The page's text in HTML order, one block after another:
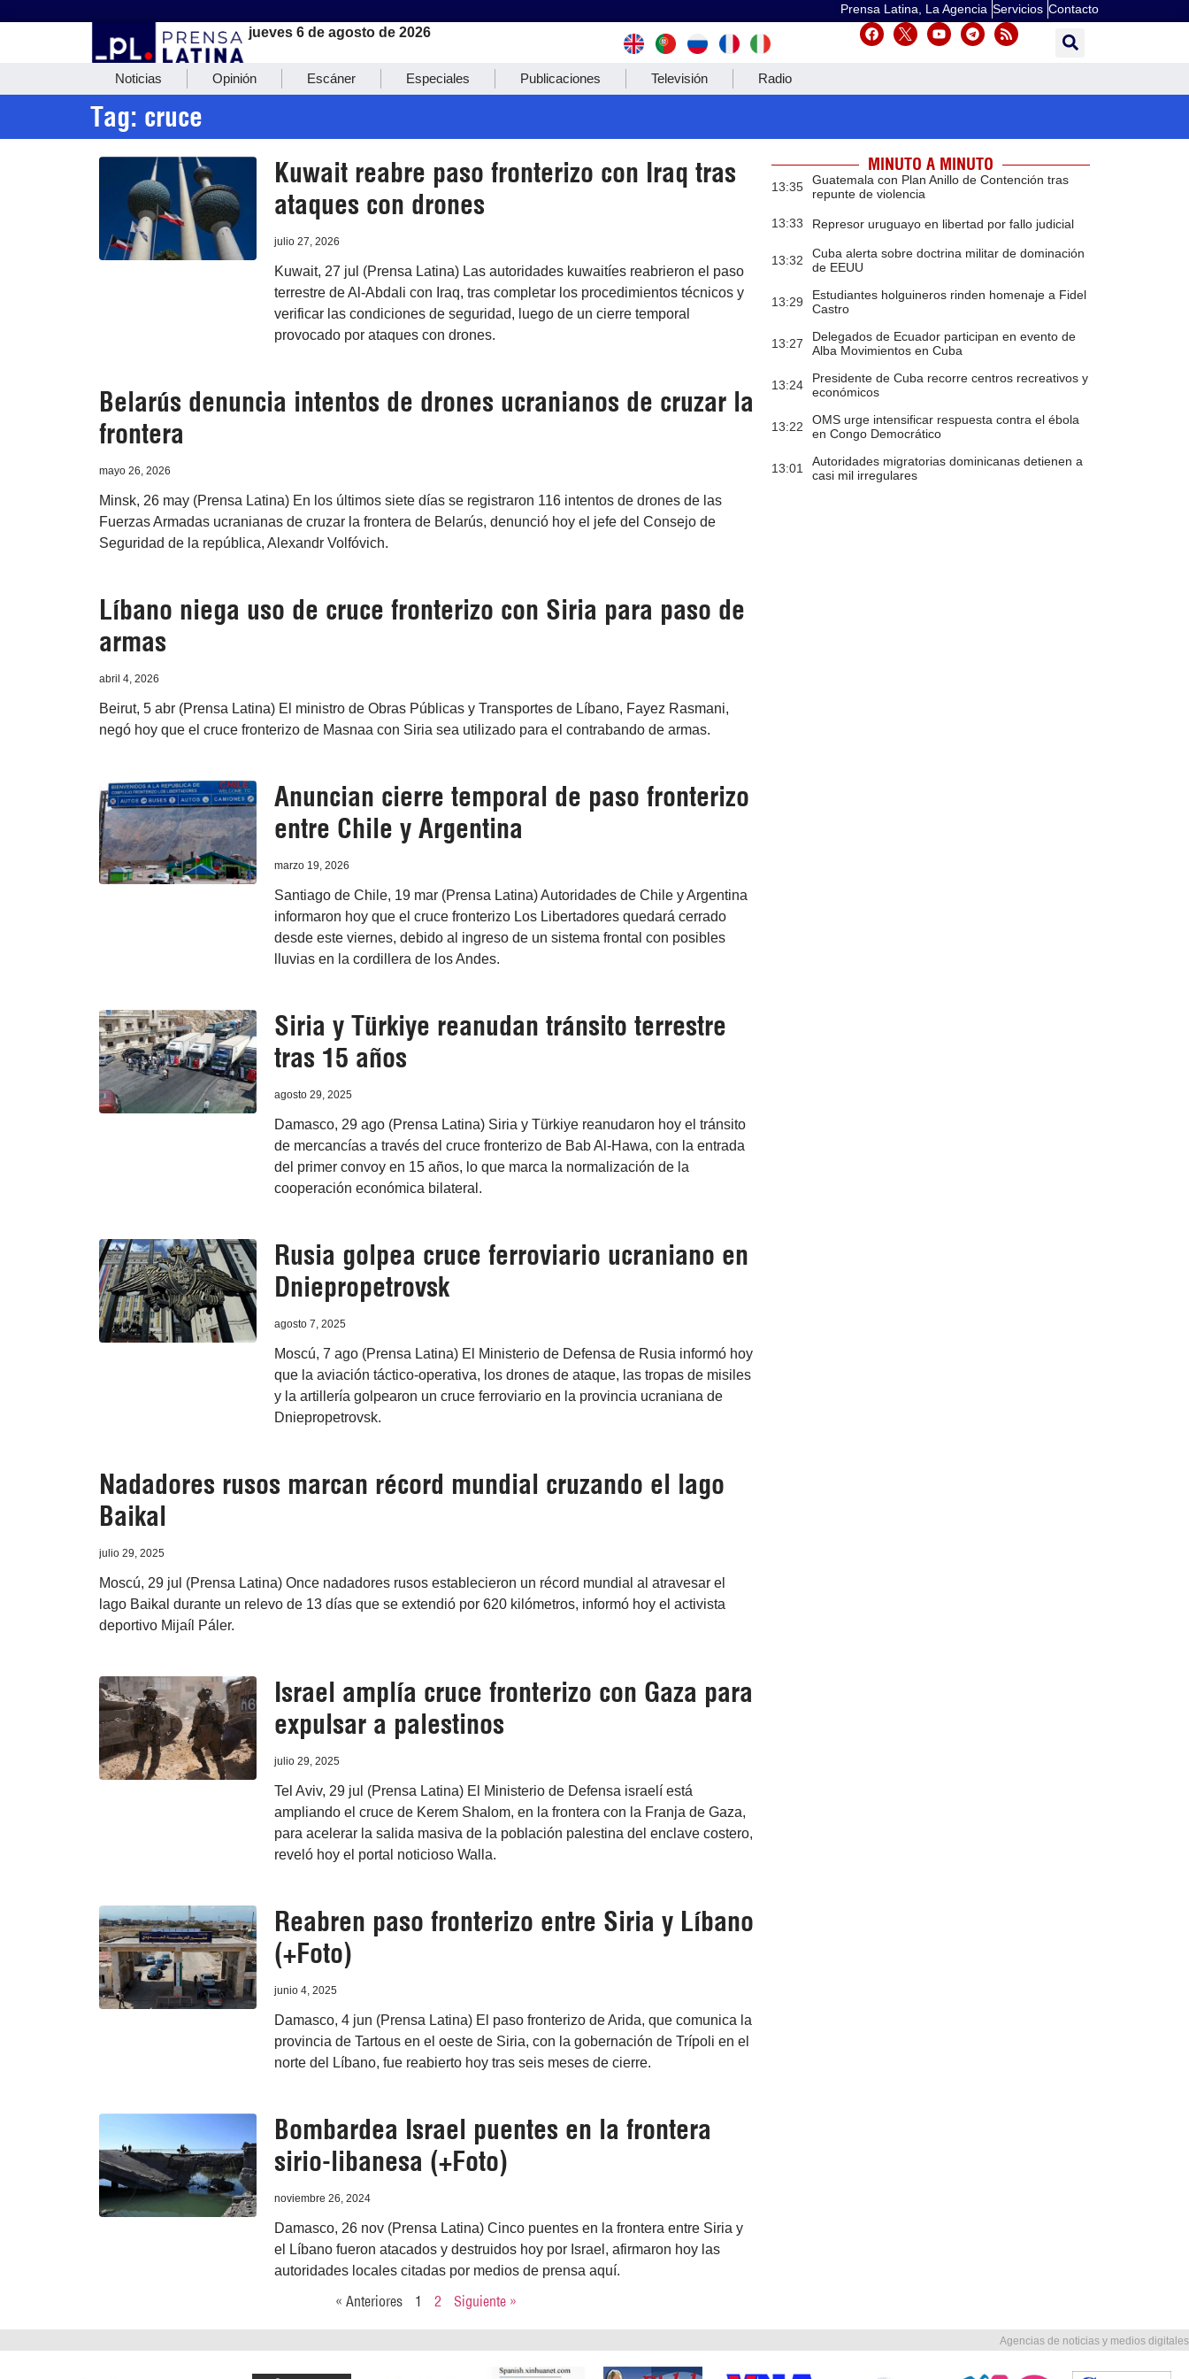
Prensa Latina, La Agencia Servicios Contacto
jueves 6 de agosto de 2026
Noticias Opinión Escáner Especiales Publicaciones Televisión Radio
Tag: cruce
Kuwait reabre paso fronterizo con Iraq tras
ataques con drones
julio 27, 2026
Kuwait, 27 jul (Prensa Latina) Las autoridades kuwaitíes reabrieron el paso
terrestre de Al-Abdali con Iraq, tras completar los procedimientos técnicos y
verificar las condiciones de seguridad, luego de un cierre temporal
provocado por ataques con drones.
Belarús denuncia intentos de drones ucranianos de cruzar la
frontera
mayo 26, 2026
Minsk, 26 may (Prensa Latina) En los últimos siete días se registraron 116 intentos de drones de las
Fuerzas Armadas ucranianas de cruzar la frontera de Belarús, denunció hoy el jefe del Consejo de
Seguridad de la república, Alexandr Volfóvich.
Líbano niega uso de cruce fronterizo con Siria para paso de
armas
abril 4, 2026
Beirut, 5 abr (Prensa Latina) El ministro de Obras Públicas y Transportes de Líbano, Fayez Rasmani,
negó hoy que el cruce fronterizo de Masnaa con Siria sea utilizado para el contrabando de armas.
Anuncian cierre temporal de paso fronterizo
entre Chile y Argentina
marzo 19, 2026
Santiago de Chile, 19 mar (Prensa Latina) Autoridades de Chile y Argentina
informaron hoy que el cruce fronterizo Los Libertadores quedará cerrado
desde este viernes, debido al ingreso de un sistema frontal con posibles
lluvias en la cordillera de los Andes.
Siria y Türkiye reanudan tránsito terrestre
tras 15 años
agosto 29, 2025
Damasco, 29 ago (Prensa Latina) Siria y Türkiye reanudaron hoy el tránsito
de mercancías a través del cruce fronterizo de Bab Al-Hawa, con la entrada
del primer convoy en 15 años, lo que marca la normalización de la
cooperación económica bilateral.
Rusia golpea cruce ferroviario ucraniano en
Dniepropetrovsk
agosto 7, 2025
Moscú, 7 ago (Prensa Latina) El Ministerio de Defensa de Rusia informó hoy
que la aviación táctico-operativa, los drones de ataque, las tropas de misiles
y la artillería golpearon un cruce ferroviario en la provincia ucraniana de
Dniepropetrovsk.
Nadadores rusos marcan récord mundial cruzando el lago
Baikal
julio 29, 2025
Moscú, 29 jul (Prensa Latina) Once nadadores rusos establecieron un récord mundial al atravesar el
lago Baikal durante un relevo de 13 días que se extendió por 620 kilómetros, informó hoy el activista
deportivo Mijaíl Páler.
Israel amplía cruce fronterizo con Gaza para
expulsar a palestinos
julio 29, 2025
Tel Aviv, 29 jul (Prensa Latina) El Ministerio de Defensa israelí está
ampliando el cruce de Kerem Shalom, en la frontera con la Franja de Gaza,
para acelerar la salida masiva de la población palestina del enclave costero,
reveló hoy el portal noticioso Walla.
Reabren paso fronterizo entre Siria y Líbano
(+Foto)
junio 4, 2025
Damasco, 4 jun (Prensa Latina) El paso fronterizo de Arida, que comunica la
provincia de Tartous en el oeste de Siria, con la gobernación de Trípoli en el
norte del Líbano, fue reabierto hoy tras seis meses de cierre.
Bombardea Israel puentes en la frontera
sirio-libanesa (+Foto)
noviembre 26, 2024
Damasco, 26 nov (Prensa Latina) Cinco puentes en la frontera entre Siria y
el Líbano fueron atacados y destruidos hoy por Israel, afirmaron hoy las
autoridades locales citadas por medios de prensa aquí.
« Anteriores 1 2 Siguiente »
MINUTO A MINUTO
13:35
Guatemala con Plan Anillo de Contención tras
repunte de violencia
13:33 Represor uruguayo en libertad por fallo judicial
13:32
Cuba alerta sobre doctrina militar de dominación
de EEUU
13:29
Estudiantes holguineros rinden homenaje a Fidel
Castro
13:27
Delegados de Ecuador participan en evento de
Alba Movimientos en Cuba
13:24
Presidente de Cuba recorre centros recreativos y
económicos
13:22
OMS urge intensificar respuesta contra el ébola
en Congo Democrático
13:01
Autoridades migratorias dominicanas detienen a
casi mil irregulares
Agencias de noticias y medios digitales